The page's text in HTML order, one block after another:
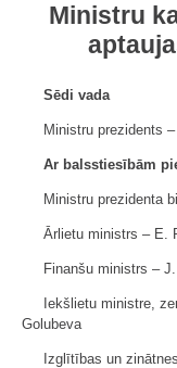
Ministru
Sēdi vada
Ministru prezidents
Ar balsstiesībām
Ministru prezidenta
Ārlietu ministrs ‒ E.
Finanšu ministrs ‒
Iekšlietu ministre,
Golubeva
Izglītības un